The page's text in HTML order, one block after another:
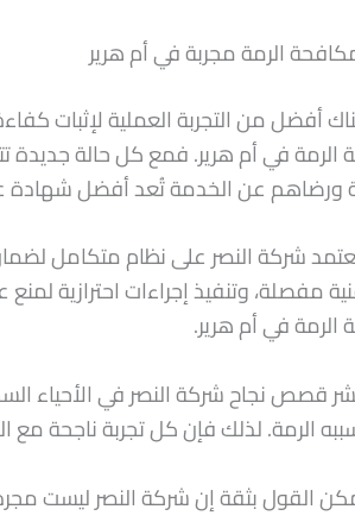
الرمة مجربة في أم هرير
أفضل من التجربة العملية لإثبات
في أم هرير. فمع كل حالة جديدة
ورضاهم عن الخدمة تُعد أفضل شهادة
شركة النصر على نظام متكامل
مفصلة، وتنفيذ إجراءات
في أم هرير.
قصص نجاح شركة النصر في الأحياء
الرمة. لذلك فإن كل تجربة ناجحة مع
القول بثقة إن شركة النصر ليست